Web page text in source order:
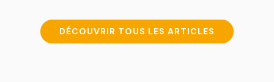
DÉCOUVRIR TOUS LES ARTICLES